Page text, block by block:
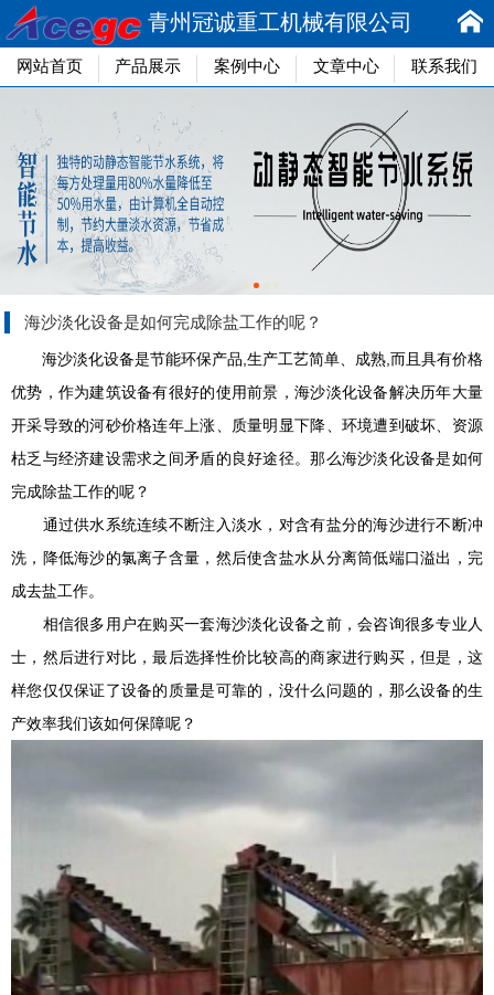
青州冠诚重工机械有限公司
网站首页 产品展示 案例中心 文章中心 联系我们
海沙淡化设备是如何完成除盐工作的呢？
海沙淡化设备是节能环保产品,生产工艺简单、成熟,而且具有价格
优势，作为建筑设备有很好的使用前景，海沙淡化设备解决历年大量
开采导致的河砂价格连年上涨、质量明显下降、环境遭到破坏、资源
枯乏与经济建设需求之间矛盾的良好途径。那么海沙淡化设备是如何
完成除盐工作的呢？
通过供水系统连续不断注入淡水，对含有盐分的海沙进行不断冲
洗，降低海沙的氯离子含量，然后使含盐水从分离筒低端口溢出，完
成去盐工作。
相信很多用户在购买一套海沙淡化设备之前，会咨询很多专业人
士，然后进行对比，最后选择性价比较高的商家进行购买，但是，这
样您仅仅保证了设备的质量是可靠的，没什么问题的，那么设备的生
产效率我们该如何保障呢？